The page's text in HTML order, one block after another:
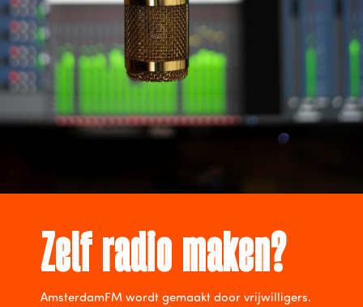
Zelf radio maken?
AmsterdamFM wordt gemaakt door vrijwilligers.